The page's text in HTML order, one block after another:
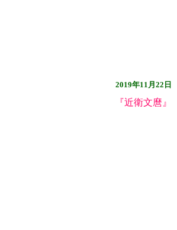
2019年11月22日
『近衛文麿』